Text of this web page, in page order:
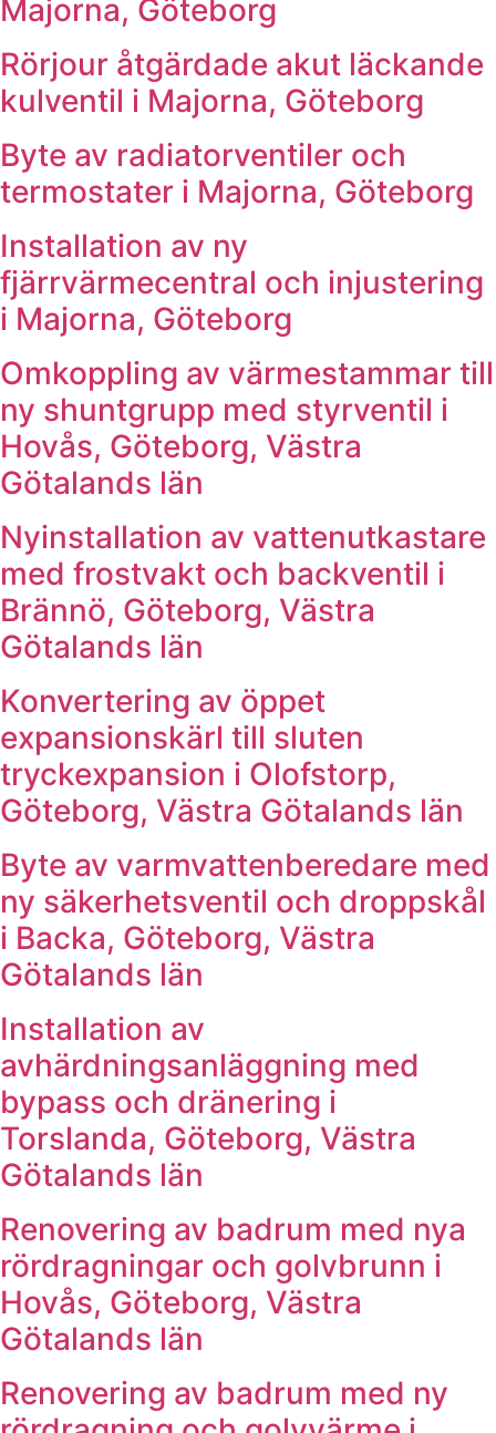
Majorna, Göteborg
Rörjour åtgärdade akut läckande
kulventil i Majorna, Göteborg
Byte av radiatorventiler och
termostater i Majorna, Göteborg
Installation av ny
fjärrvärmecentral och injustering
i Majorna, Göteborg
Omkoppling av värmestammar till
ny shuntgrupp med styrventil i
Hovås, Göteborg, Västra
Götalands län
Nyinstallation av vattenutkastare
med frostvakt och backventil i
Brännö, Göteborg, Västra
Götalands län
Konvertering av öppet
expansionskärl till sluten
tryckexpansion i Olofstorp,
Göteborg, Västra Götalands län
Byte av varmvattenberedare med
ny säkerhetsventil och droppskål
i Backa, Göteborg, Västra
Götalands län
Installation av
avhärdningsanläggning med
bypass och dränering i
Torslanda, Göteborg, Västra
Götalands län
Renovering av badrum med nya
rördragningar och golvbrunn i
Hovås, Göteborg, Västra
Götalands län
Renovering av badrum med ny